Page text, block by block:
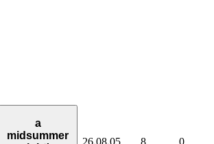
a
midsummer
26.08.05 8 0